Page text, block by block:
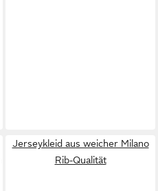
Jerseykleid aus weicher Milano
Rib-Qualität